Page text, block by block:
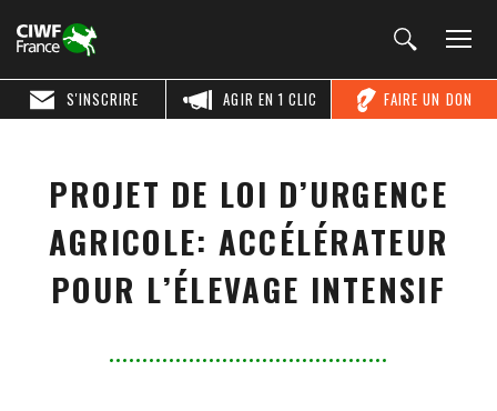
FAIRE UN DON
AGIR EN 1 CLIC
S'INSCRIRE
PROJET DE LOI D’URGENCE
AGRICOLE: ACCÉLÉRATEUR
POUR L’ÉLEVAGE INTENSIF